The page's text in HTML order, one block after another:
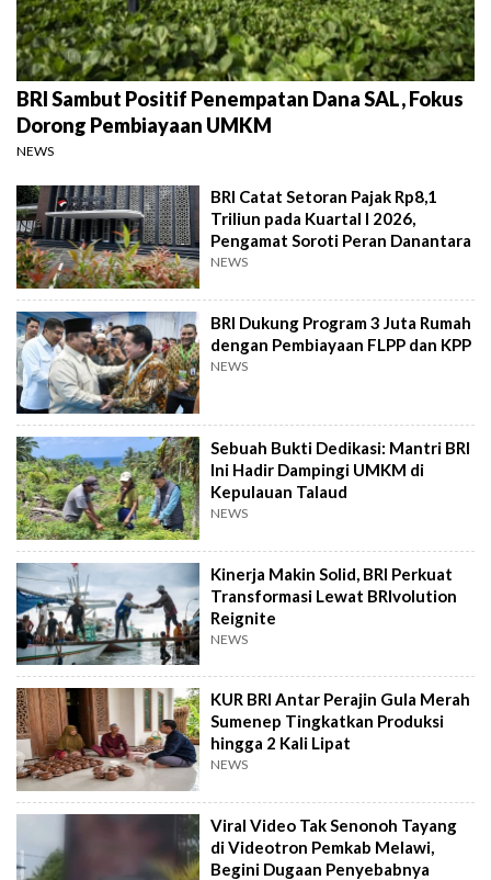
BRI Sambut Positif Penempatan Dana SAL, Fokus
Dorong Pembiayaan UMKM
NEWS
BRI Catat Setoran Pajak Rp8,1
Triliun pada Kuartal I 2026,
Pengamat Soroti Peran Danantara
NEWS
BRI Dukung Program 3 Juta Rumah
dengan Pembiayaan FLPP dan KPP
NEWS
Sebuah Bukti Dedikasi: Mantri BRI
Ini Hadir Dampingi UMKM di
Kepulauan Talaud
NEWS
Kinerja Makin Solid, BRI Perkuat
Transformasi Lewat BRIvolution
Reignite
NEWS
KUR BRI Antar Perajin Gula Merah
Sumenep Tingkatkan Produksi
hingga 2 Kali Lipat
NEWS
Viral Video Tak Senonoh Tayang
di Videotron Pemkab Melawi,
Begini Dugaan Penyebabnya